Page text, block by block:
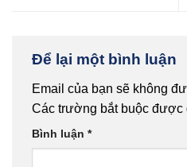
Để lại một bình luận
Email của bạn sẽ không
Các trường bắt buộc được
Bình luận *